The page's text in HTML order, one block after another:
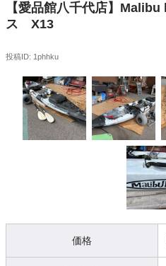
【愛品館八千代店】
ス X13
投稿ID: 1phhku
価格